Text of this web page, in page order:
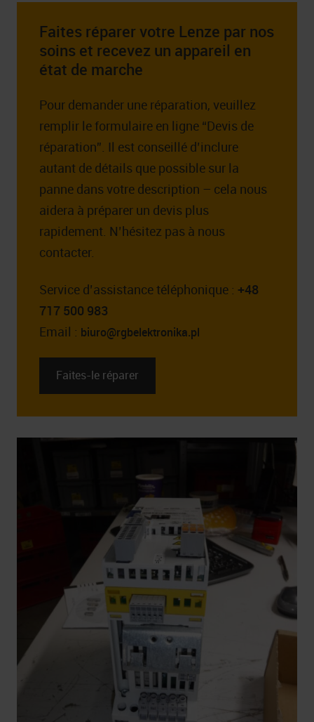
Faites réparer votre Lenze par nos
soins et recevez un appareil en
état de marche
Pour demander une réparation, veuillez
remplir le formulaire en ligne “Devis de
réparation”. Il est conseillé d’inclure
autant de détails que possible sur la
panne dans votre description – cela nous
aidera à préparer un devis plus
rapidement. N’hésitez pas à nous
contacter.
Service d’assistance téléphonique : +48
717 500 983
Email : biuro@rgbelektronika.pl
Faites-le réparer